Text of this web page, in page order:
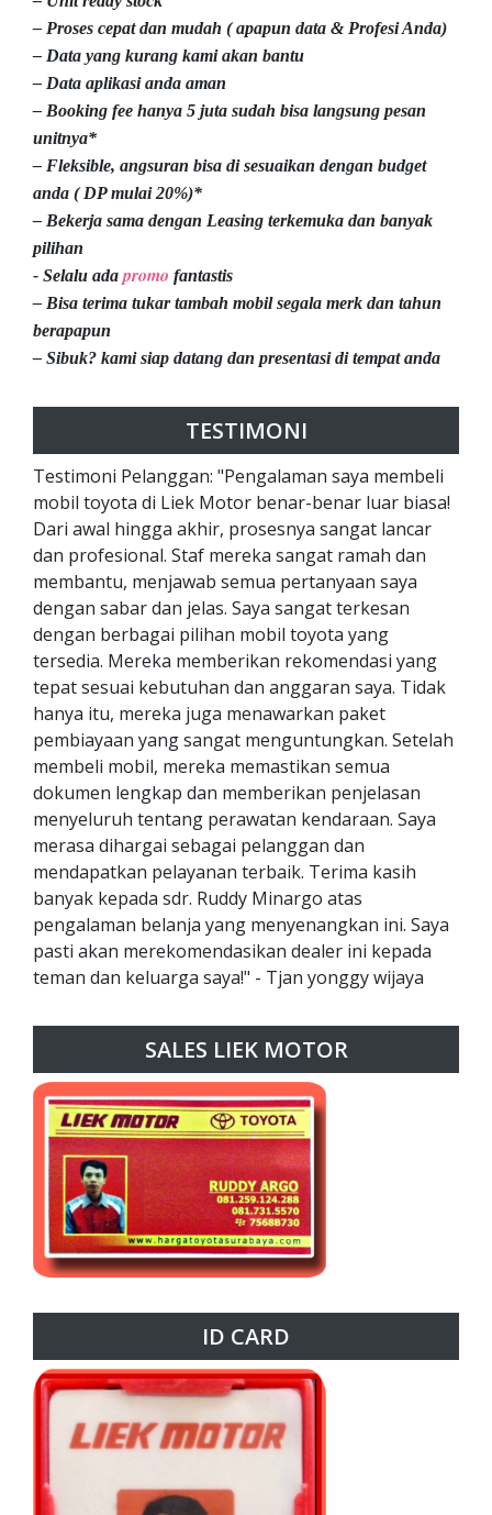
– Proses cepat dan mudah ( apapun data & Profesi Anda)
– Data yang kurang kami akan bantu
– Data aplikasi anda aman
– Booking fee hanya 5 juta sudah bisa langsung pesan
unitnya*
– Fleksible, angsuran bisa di sesuaikan dengan budget
anda ( DP mulai 20%)*
– Bekerja sama dengan Leasing terkemuka dan banyak
pilihan
- Selalu ada promo fantastis
– Bisa terima tukar tambah mobil segala merk dan tahun
berapapun
– Sibuk? kami siap datang dan presentasi di tempat anda
TESTIMONI
Testimoni Pelanggan: "Pengalaman saya membeli
mobil toyota di Liek Motor benar-benar luar biasa!
Dari awal hingga akhir, prosesnya sangat lancar
dan profesional. Staf mereka sangat ramah dan
membantu, menjawab semua pertanyaan saya
dengan sabar dan jelas. Saya sangat terkesan
dengan berbagai pilihan mobil toyota yang
tersedia. Mereka memberikan rekomendasi yang
tepat sesuai kebutuhan dan anggaran saya. Tidak
hanya itu, mereka juga menawarkan paket
pembiayaan yang sangat menguntungkan. Setelah
membeli mobil, mereka memastikan semua
dokumen lengkap dan memberikan penjelasan
menyeluruh tentang perawatan kendaraan. Saya
merasa dihargai sebagai pelanggan dan
mendapatkan pelayanan terbaik. Terima kasih
banyak kepada sdr. Ruddy Minargo atas
pengalaman belanja yang menyenangkan ini. Saya
pasti akan merekomendasikan dealer ini kepada
teman dan keluarga saya!" - Tjan yonggy wijaya
SALES LIEK MOTOR
ID CARD